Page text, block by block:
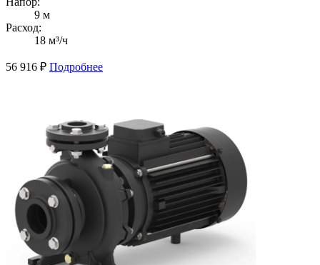
9 м
Расход:
18 м³/ч
56 916 ₽ Подробнее